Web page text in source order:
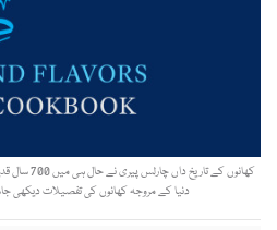
کھانوں کے
دنیا کے مروجہ کھانوں کی تفصیلات دیکھی